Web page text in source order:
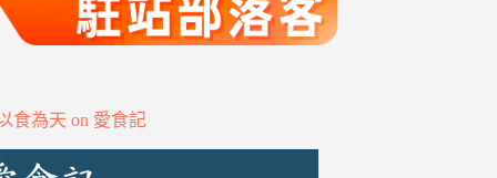
食為天 on 愛食記